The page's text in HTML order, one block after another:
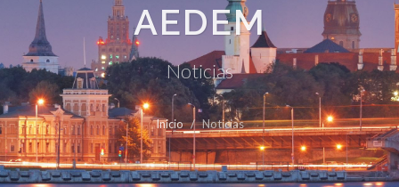
AEDEM
Noticias
Inicio Noticias